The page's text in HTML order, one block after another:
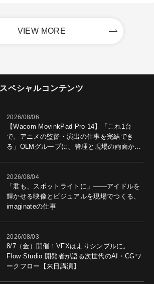
VIEW MORE
スペシャルコンテンツ
2026/08/06
【Wacom MovinkPad Pro 14】「これ1台
で、アニメの監督・演出の仕事を完結でき
る」OLMグループに、管理と現場の両面から
2026/08/04
「君も、スポットライトに」――アイドルを
輝かせる映像とビジュアルを現場でつくる、
imaginateの仕事
2026/08/03
8/7（金）開催！VFXはよりシンプルに。
Flow Studio 開発者が語る次世代のAI・CGワ
ークフロー【来日講演】